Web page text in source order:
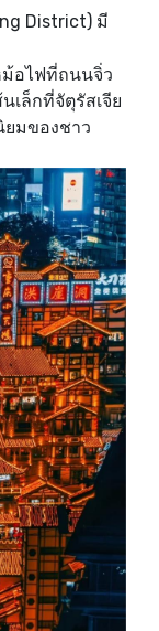
District) มี
ม้อไฟที่ถนนจิ่ว
เล็กที่จัตุรัสเจีย
ยมของชาว